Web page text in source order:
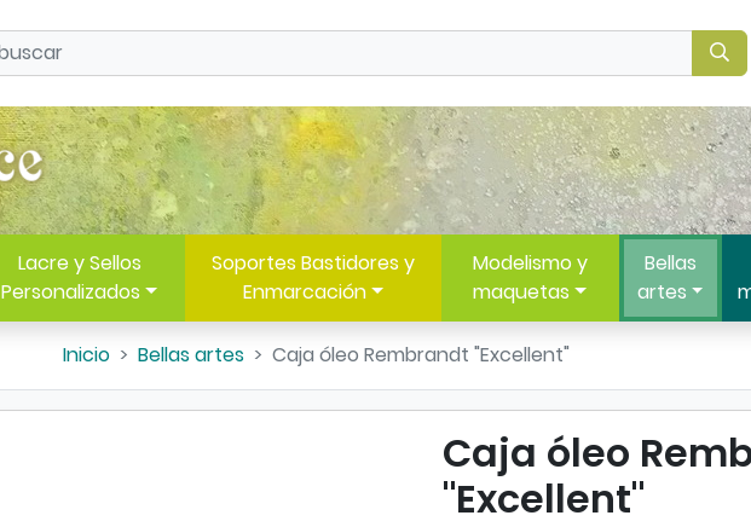
Lacre y Sellos
Personalizados
Soportes Bastidores y
Enmarcación
Modelismo y
maquetas
Bellas
artes
Inicio Bellas artes Caja óleo Rembrandt "Excellent"
Caja óleo
"Excellent"